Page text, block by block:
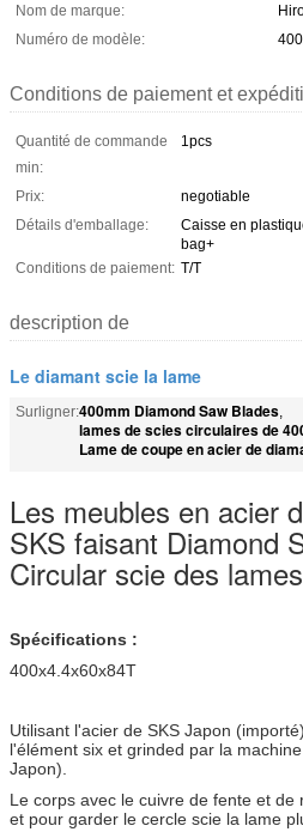
Nom de marque:
Numéro de modèle:
Conditions de paiement et
Quantité de commande
min:
1pcs
Prix:
negotiable
Détails d'emballage:
Caisse en
bag+
Conditions de paiement: T/T
description de
Le diamant scie la lame
Surligner:400mm Diamond Saw Blades,
lames de scies circulaires de
Lame de coupe en acier de
Les meubles en acier
SKS faisant Diamond
Circular scie des lames
Spécifications :
400x4.4x60x84T
Utilisant l'acier de SKS Japon
l'élément six et grinded par la
Japon).
Le corps avec le cuivre de fente et
et pour garder le cercle scie la lame